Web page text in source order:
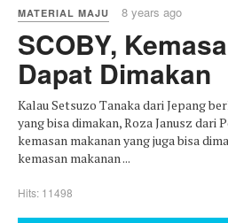
MATERIAL MAJU 8 years ago
SCOBY,
Dapat Dimakan
Kalau Setsuzo Tanaka dari Jepang
yang bisa dimakan, Roza Janusz dari
kemasan makanan yang juga bisa
kemasan makanan ...
Hits: 11498